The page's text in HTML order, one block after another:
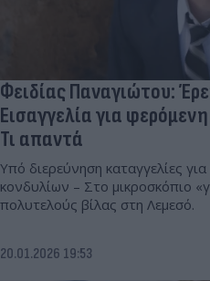
Φειδίας Παναγιώτου:
Εισαγγελία για
Τι απαντά
Υπό διερεύνηση καταγγελίες
κονδυλίων – Στο μικροσκόπιο
πολυτελούς βίλας στη Λεμεσό.
20.01.2026 19:53